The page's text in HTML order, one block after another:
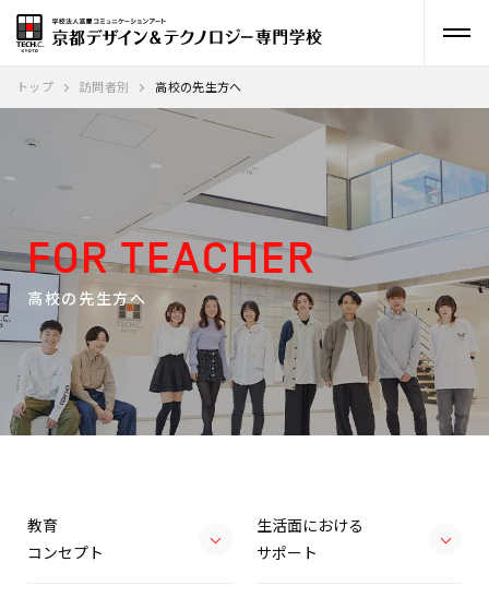
トップ 訪問者別 高校の先生方へ
FOR TEACHER
高校の先生方へ
教育
コンセプト
生活面における
サポート